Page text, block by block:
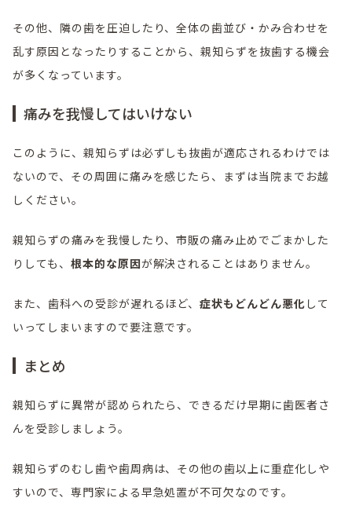
その他、隣の歯を圧迫したり、全体の歯並び・かみ合わせを
乱す原因となったりすることから、親知らずを抜歯する機会
が多くなっています。
痛みを我慢してはいけない
このように、親知らずは必ずしも抜歯が適応されるわけでは
ないので、その周囲に痛みを感じたら、まずは当院までお越
しください。
親知らずの痛みを我慢したり、市販の痛み止めでごまかした
りしても、 根本的な原因が解決されることはありません。
また、歯科への受診が遅れるほど、症状もどんどん悪化 して
いってしまいますので要注意です。
まとめ
親知らずに異常が認められたら、できるだけ早期に歯医者さ
んを受診しましょう。
親知らずのむし歯や歯周病は、その他の歯以上に重症化しや
すいので、専門家による早急処置が不可欠なのです。